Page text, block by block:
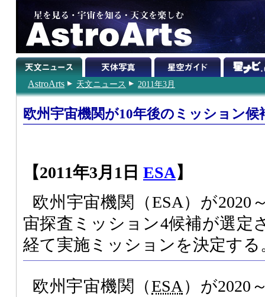
AstroArts 天文ニュース 2011年3月
欧州宇宙機関が10年後のミッション候
【2011年3月1日 ESA】
欧州宇宙機関（ESA）が2020
宙探査ミッション4候補が選定
経て実施ミッションを決定する
欧州宇宙機関（ESA ）が2020